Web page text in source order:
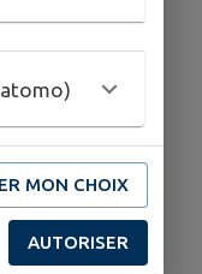
MON CHOIX
AUTORISER